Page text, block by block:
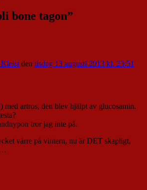
bone tagon”
den tisdag 13 augusti 2013 kl. 23:51
med artros, den blev hjälpt av glucosamin.
tror jag inte på.
värre på vintern, nu är DET skapligt,
…